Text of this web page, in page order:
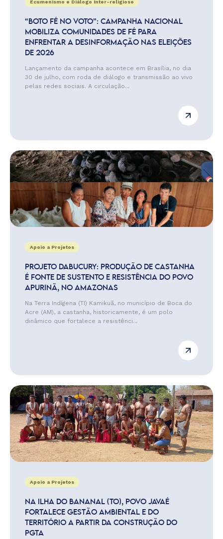
Ecumenismo e Diálogo Inter-religioso
“BOTO FÉ NO VOTO”: CAMPANHA NACIONAL
MOBILIZA COMUNIDADES DE FÉ PARA
ENFRENTAR A DESINFORMAÇÃO NAS ELEIÇÕES
DE 2026
Lançamento da campanha acontece em Brasília, no dia
30 de julho, com roda de diálogo e transmissão ao vivo
pelas redes sociais. A circulação...
Apoio a Projetos
PROJETO DABUCURY: PRODUÇÃO DE CASTANHA
É FONTE DE SUSTENTO E RESISTÊNCIA DO POVO
APURINÃ, NO AMAZONAS
Na Terra Indígena (TI) Kamikuã, no município de Boca do
Acre (AM), a castanha, historicamente, é um polo
dinâmico que fortalece a resistênci...
Apoio a Projetos
NA ILHA DO BANANAL (TO), POVO JAVAÉ
FORTALECE GESTÃO AMBIENTAL E DO
TERRITÓRIO A PARTIR DA CONSTRUÇÃO DO
PGTA